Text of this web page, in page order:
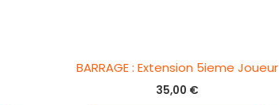
BARRAGE : Extension 5ieme Joueur
35,00 €